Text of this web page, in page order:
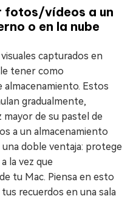
fotos/vídeos a un
o en la nube
capturados en
tener como
Estos
gradualmente,
mayor de su pastel de
a un almacenamiento
doble ventaja: protege
la vez que
tu Mac. Piensa en esto
recuerdos en una sala